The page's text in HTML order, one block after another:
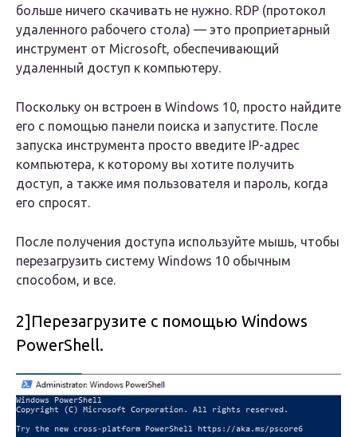
больше ничего скачивать не нужно. RDP (протокол
удаленного рабочего стола) — это проприетарный
инструмент от Microsoft, обеспечивающий
удаленный доступ к компьютеру.
Поскольку он встроен в Windows 10, просто найдите
его с помощью панели поиска и запустите. После
запуска инструмента просто введите IP-адрес
компьютера, к которому вы хотите получить
доступ, а также имя пользователя и пароль, когда
его спросят.
После получения доступа используйте мышь, чтобы
перезагрузить систему Windows 10 обычным
способом, и все.
2]Перезагрузите с помощью Windows
PowerShell.